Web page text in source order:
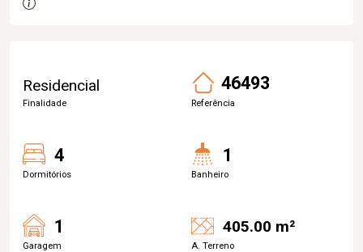
Residencial
Finalidade
46493
Referência
4
Dormitórios
1
Banheiro
1
Garagem
405.00 m²
A. Terreno